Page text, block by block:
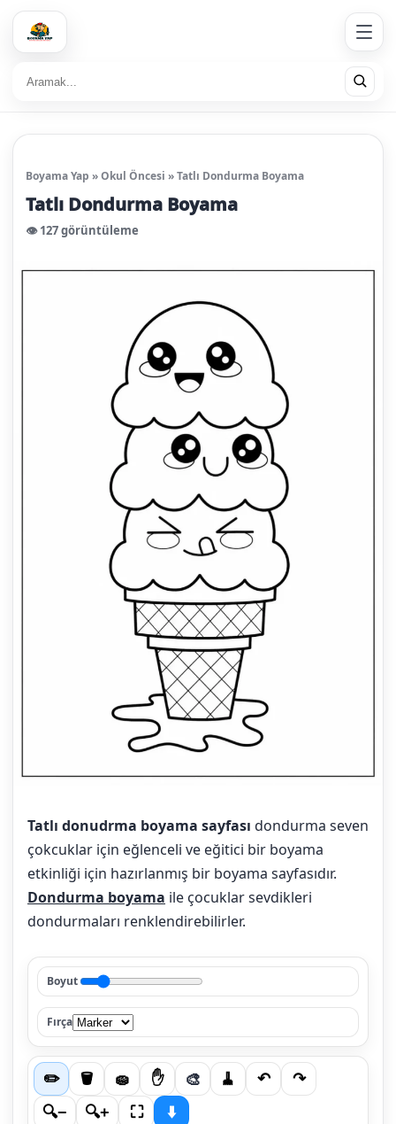
Boyama Yap »Okul Öncesi »Tatlı Dondurma Boyama
Tatlı Dondurma Boyama
👁️ 127 görüntüleme
Tatlı donudrma boyama sayfası dondurma seven
çokcuklar için eğlenceli ve eğitici bir boyama
etkinliği için hazırlanmış bir boyama sayfasıdır.
Dondurma boyama ile çocuklar sevdikleri
dondurmaları renklendirebilirler.
✏️ 🪣 🧽 ✋ 🎨 🧹 ↶
↷
🔍−
🔍+ ⛶ ⬇️
Boyut
Fırça